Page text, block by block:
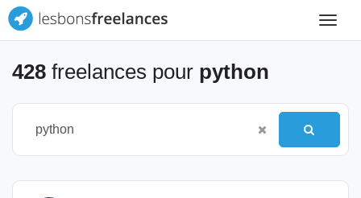
Toggle
428 freelances pour python